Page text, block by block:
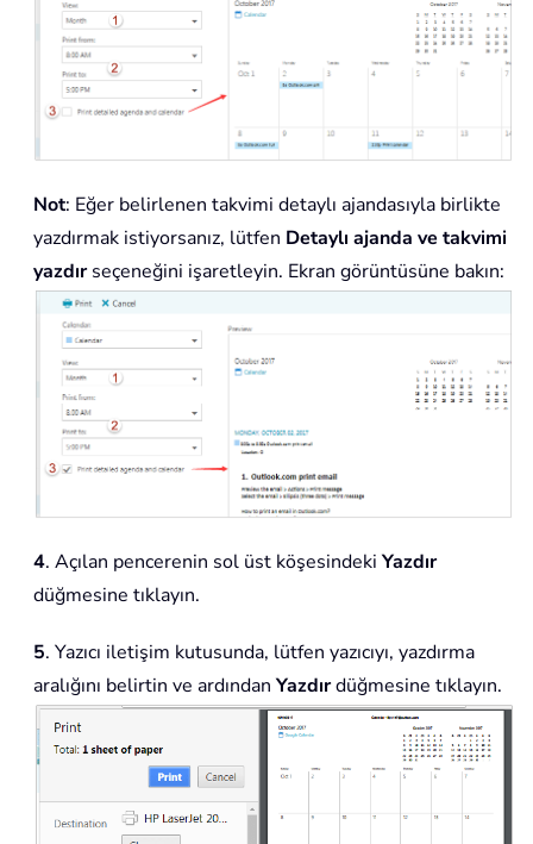
Not: Eğer belirlenen takvimi detaylı ajandasıyla birlikte
yazdırmak istiyorsanız, lütfen Detaylı ajanda ve takvimi
yazdırseçeneğini işaretleyin. Ekran görüntüsüne bakın:
4. Açılan pencerenin sol üst köşesindeki Yazdır
düğmesine tıklayın.
5. Yazıcı iletişim kutusunda, lütfen yazıcıyı, yazdırma
aralığını belirtin ve ardından Yazdırdüğmesine tıklayın.